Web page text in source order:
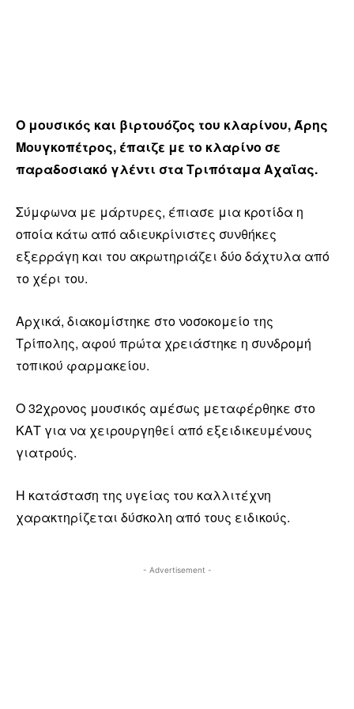
Ο μουσικός και βιρτουόζος του κλαρίνου, Άρης
Μουγκοπέτρος, έπαιζε με το κλαρίνο σε
παραδοσιακό γλέντι στα Τριπόταμα Αχαΐας.
Σύμφωνα με μάρτυρες, έπιασε μια κροτίδα η
οποία κάτω από αδιευκρίνιστες συνθήκες
εξερράγη και του ακρωτηριάζει δύο δάχτυλα από
το χέρι του.
Αρχικά, διακομίστηκε στο νοσοκομείο της
Τρίπολης, αφού πρώτα χρειάστηκε η συνδρομή
τοπικού φαρμακείου.
Ο 32χρονος μουσικός αμέσως μεταφέρθηκε στο
ΚΑΤ για να χειρουργηθεί από εξειδικευμένους
γιατρούς.
Η κατάσταση της υγείας του καλλιτέχνη
χαρακτηρίζεται δύσκολη από τους ειδικούς.
- Advertisement -